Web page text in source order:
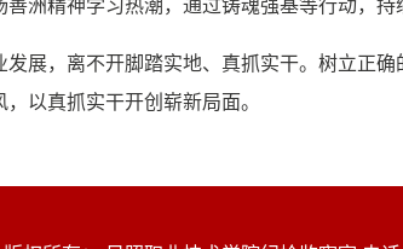
精神学习热潮，通过铸魂强基等行动，持
，离不开脚踏实地、真抓实干。树立正确
以真抓实干开创崭新局面。